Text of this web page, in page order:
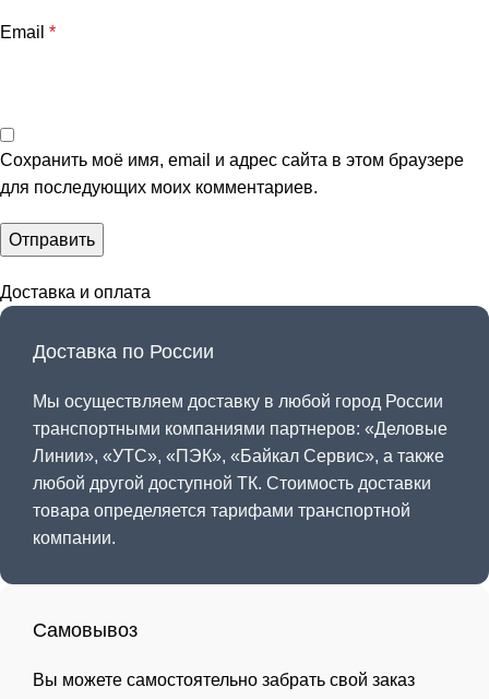
Email *
Сохранить моё имя, email и адрес сайта в этом браузере
для последующих моих комментариев.
Доставка и оплата
Доставка по России
Мы осуществляем доставку в любой город России
транспортными компаниями партнеров: «Деловые
Линии», «УТС», «ПЭК», «Байкал Сервис», а также
любой другой доступной ТК. Стоимость доставки
товара определяется тарифами транспортной
компании.
Самовывоз
Вы можете самостоятельно забрать свой заказ